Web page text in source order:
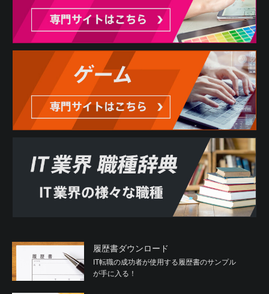
履歴書ダウンロード
IT転職の成功者が使用する履歴書のサンプル
が手に入る！